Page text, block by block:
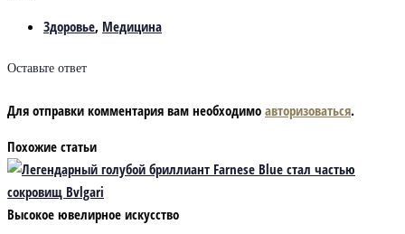
Здоровье, Медицина
Оставьте ответ
Для отправки комментария вам необходимо авторизоваться.
Похожие статьи
Высокое ювелирное искусство